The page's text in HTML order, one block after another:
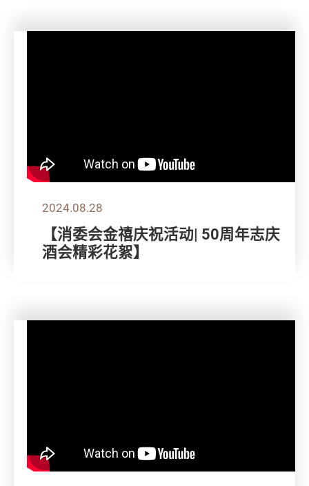
2024.08.28
【消委会金禧庆祝活动| 50周年志庆
酒会精彩花絮】